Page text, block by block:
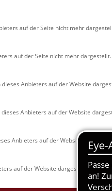
Sie suchen
Stellen Sie
Sie möchten
sich der
Elritze~
Begriffe.
auf der Seite nicht mehr
auf der Seite nicht mehr dargestellt.
Anbieters auf der Website
Anbieters auf der Website
Anbieters auf der Website dargestellt.
auf der Website dargestellt.